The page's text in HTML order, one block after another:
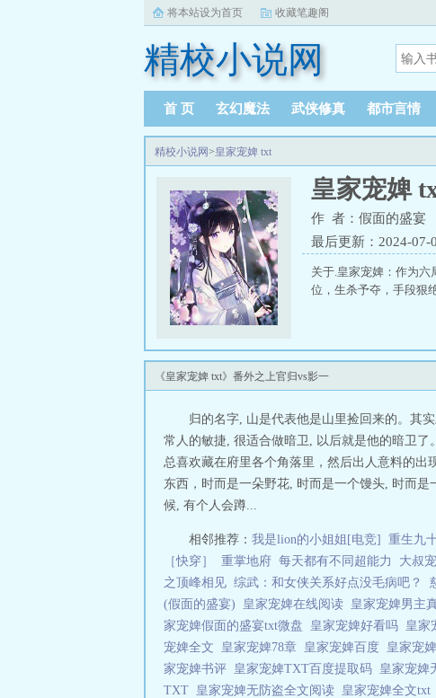
将本站设为首页 收藏笔趣阁
精校小说网
首 页 玄幻魔法 武侠修真 都市言情
精校小说网>皇家宠婢 txt
皇家宠婢
作 者：假面的盛宴
最后更新：2024-07-
关于.皇家宠婢：作为
位，生杀予夺，手段狠
《皇家宠婢 txt》番外之上官归vs影一
归的名字, 山是代表他是山里捡回来的。其
常人的敏捷, 很适合做暗卫, 以后就是他的暗卫
总喜欢藏在府里各个角落里，然后出人意料的
东西，时而是一朵野花, 时而是一个馒头, 时而
候, 有个人会蹲...
相邻推荐： 我是lion的小姐姐[电竞] 重生九
［快穿］
重掌地府 每天都有不同超能力 大叔
之顶峰相见 综武：和女侠关系好点没毛病吧？
(假面的盛宴) 皇家宠婢在线阅读 皇家宠婢男主
家宠婢假面的盛宴txt微盘 皇家宠婢好看吗 皇家
宠婢全文 皇家宠婢78章 皇家宠婢百度 皇家宠
家宠婢书评 皇家宠婢TXT百度提取码 皇家宠婢
TXT 皇家宠婢无防盗全文阅读 皇家宠婢全文txt